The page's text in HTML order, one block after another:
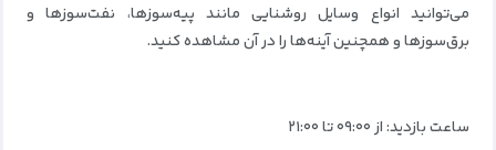
می‌توانید انواع وسایل روشنایی مانند پیه‌سوزها، نفت‌سوزها و
برق‌سوزها و همچنین آینه‌ها را در آن مشاهده کنید.
ساعت بازدید: از ۰۹:۰۰ تا ۲۱:۰۰